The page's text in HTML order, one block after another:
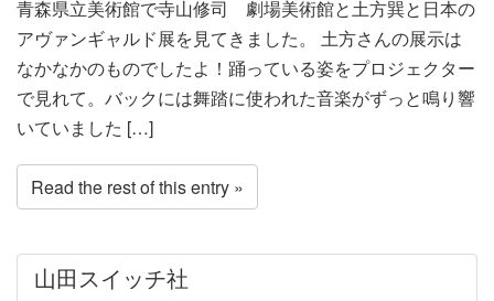
青森県立美術館で寺山修司 劇場美術館と土方巽と日本の
アヴァンギャルド展を見てきました。 土方さんの展示は
なかなかのものでしたよ！踊っている姿をプロジェクター
で見れて。バックには舞踏に使われた音楽がずっと鳴り響
いていました […]
Read the rest of this entry »
山田スイッチ社